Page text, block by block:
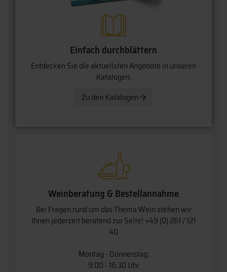
Einfach durchblättern
Entdecken Sie die aktuellsten Angebote in unseren
Katalogen.
Zu den Katalogen
Weinberatung & Bestellannahme
Bei Fragen rund um das Thema Wein stehen wir
Ihnen jederzeit beratend zur Seite! +49 (0) 261 / 121
40
Montag - Donnerstag:
9:00 - 16:30 Uhr